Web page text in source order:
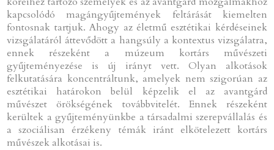
kapcsolódó magángyűjtemények feltárását kiemelten
fontosnak tartjuk. Ahogy az életmű esztétikai kérdéseinek
vizsgálatáról áttevődött a hangsúly a kontextus vizsgálatra,
ennek részeként a múzeum kortárs művészeti
gyűjteményezése is új irányt vett. Olyan alkotások
felkutatására koncentráltunk, amelyek nem szigorúan az
esztétikai határokon belül képzelik el az avantgárd
művészet örökségének továbbvitelét. Ennek részeként
kerültek a gyűjteményünkbe a társadalmi szerepvállalás és
a szociálisan érzékeny témák iránt elkötelezett kortárs
művészek alkotásai is.